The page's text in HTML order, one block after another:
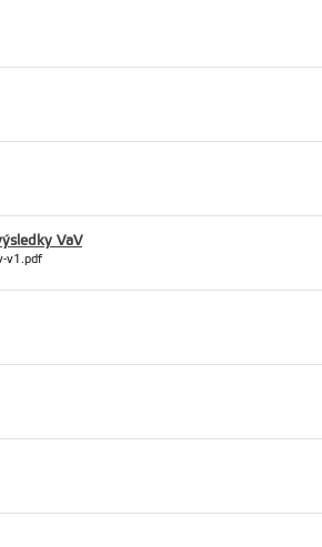
VaV
v1.pdf